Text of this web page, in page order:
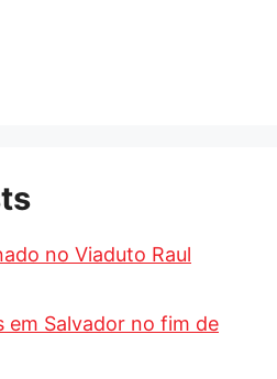
no Viaduto Raul
em Salvador no fim de